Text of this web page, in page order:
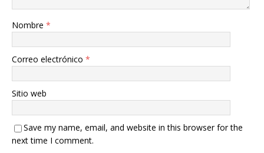
Nombre *
Correo electrónico *
Sitio web
Save my name, email, and website in this browser for the
next time I comment.